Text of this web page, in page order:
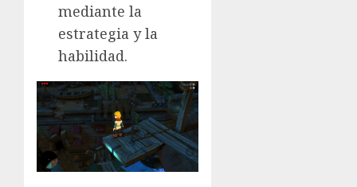
mediante la
estrategia y la
habilidad.